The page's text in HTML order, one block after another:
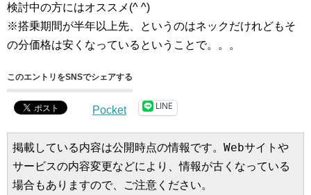
検討中の方にはオススメ(^ ^)
※搭乗期間が半年以上先、というのはネックだけれどもそ
の分価格は安くなっているということで。。。
このエントリをSNSでシェアする
Pocket LINE
掲載している内容は公開時点の情報です。Webサイトや
サービスの内容変更などにより、情報が古くなっている
場合もありますので、ご注意ください。